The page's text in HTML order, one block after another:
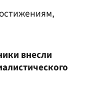
внесли